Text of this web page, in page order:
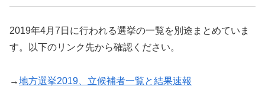
2019年4月7日に行われる選挙の一覧を別途まとめていま
す。以下のリンク先から確認ください。
→地方選挙2019、立候補者一覧と結果速報